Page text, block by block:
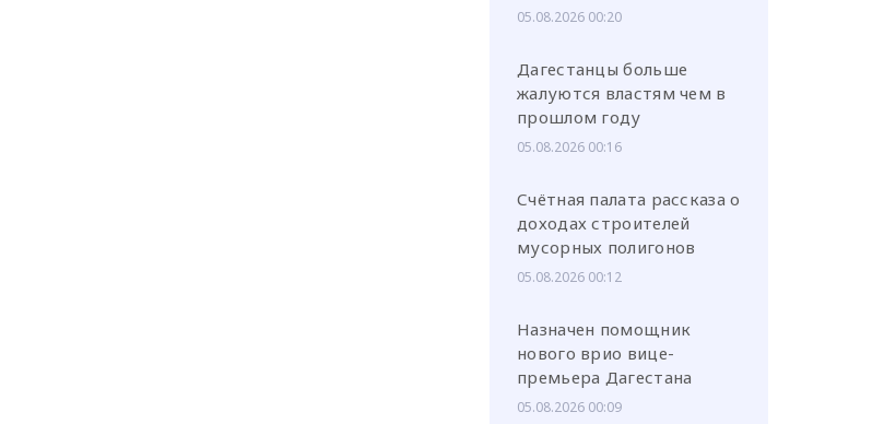
05.08.2026 00:20
Дагестанцы больше
жалуются властям чем в
прошлом году
05.08.2026 00:16
Счётная палата рассказа о
доходах строителей
мусорных полигонов
05.08.2026 00:12
Назначен помощник
нового врио вице-
премьера Дагестана
05.08.2026 00:09